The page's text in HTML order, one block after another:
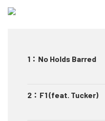
1 ： No Holds Barred
2 ： F1 (feat. Tucker)